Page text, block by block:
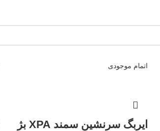
اتمام موجودی
ایربگ سرنشین سمند XPA بژ